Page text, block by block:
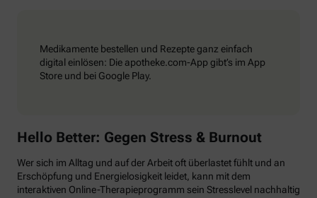
Medikamente bestellen und Rezepte ganz einfach
digital einlösen: Die apotheke.com-App gibt’s im App
Store und bei Google Play.
Hello Better: Gegen Stress & Burnout
Wer sich im Alltag und auf der Arbeit oft überlastet fühlt und an
Erschöpfung und Energielosigkeit leidet, kann mit dem
interaktiven Online-Therapieprogramm sein Stresslevel nachhaltig